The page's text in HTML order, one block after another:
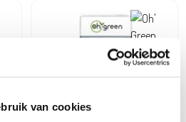
van cookies